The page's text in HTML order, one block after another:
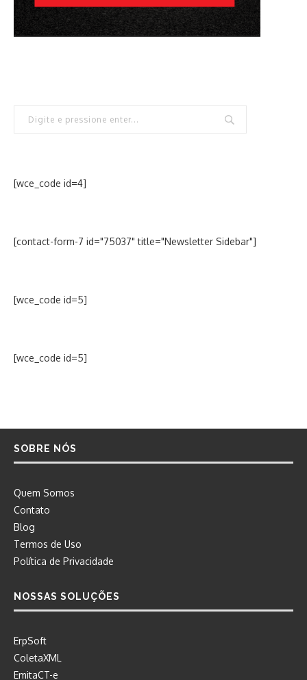
[wce_code id=4]
[contact-form-7 id="75037" title="Newsletter Sidebar"]
[wce_code id=5]
[wce_code id=5]
SOBRE NÓS
Quem Somos
Contato
Blog
Termos de Uso
Política de Privacidade
NOSSAS SOLUÇÕES
ErpSoft
ColetaXML
EmitaCT-e